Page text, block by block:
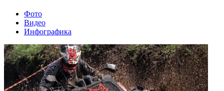
Фото
Видео
Инфографика